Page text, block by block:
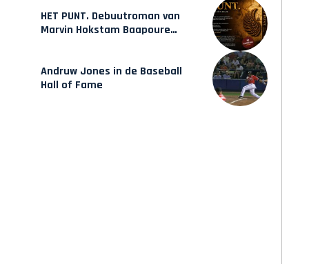
HET PUNT. Debuutroman van
Marvin Hokstam Baapoure
Andruw Jones in de Baseball
Hall of Fame